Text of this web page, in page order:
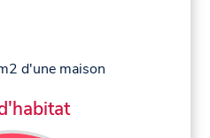
d'une maison